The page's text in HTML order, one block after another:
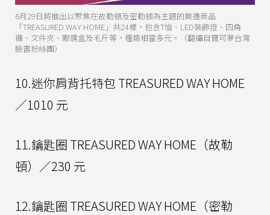
6月29日將推出以聚焦在故勒頓及密勒頓為主題的周邊商品
「TREASURED WAY HOME」共24樣，包含T恤、LED裝飾燈、四角
褲、文件夾、眼鏡盒及毛斤等，種類相當多元。（翻攝自寶可夢台灣
臉書粉絲團）
10.迷你肩背托特包 TREASURED WAY HOME
／1010 元
11.鑰匙圈 TREASURED WAY HOME（故勒
頓）／230 元
12.鑰匙圈 TREASURED WAY HOME（密勒